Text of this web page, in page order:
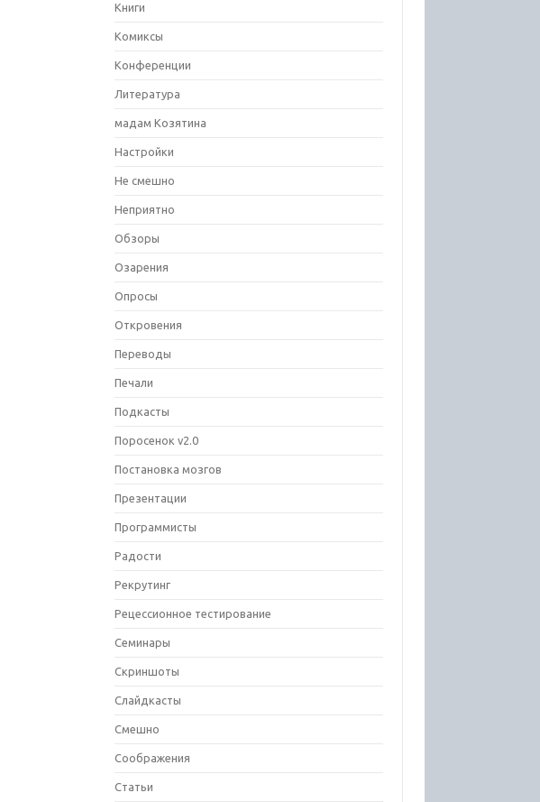
Книги
Комиксы
Конференции
Литература
мадам Козятина
Настройки
Не смешно
Неприятно
Обзоры
Озарения
Опросы
Откровения
Переводы
Печали
Подкасты
Поросенок v2.0
Постановка мозгов
Презентации
Программисты
Радости
Рекрутинг
Рецессионное тестирование
Семинары
Скриншоты
Слайдкасты
Смешно
Соображения
Статьи